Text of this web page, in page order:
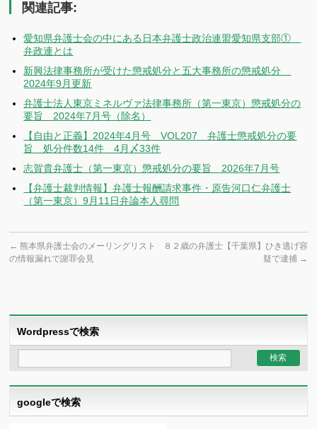
関連記事:
愛知県弁護士会の中にある日本弁護士政治連盟愛知県支部①
弁政連とは
新興法律事務所が受けた懲戒処分と五大事務所の懲戒処分
2024年9月更新
弁護士法人東京ミネルヴァ法律事務所（第一東京）懲戒処分の
要旨 2024年7月号（除名）
【自由と正義】2024年4月号 VOL207 弁護士懲戒処分の要
旨 処分件数14件 4月〆33件
志賀貴弁護士（第一東京）懲戒処分の要旨 2026年7月号
【弁護士裁判情報】弁護士報酬請求事件・原告河口仁弁護士
（第一東京）9月11日弁論本人尋問
← 熊本県弁護士会のメーリングリスト
の情報漏れで謝罪会見
８２歳の弁護士【千葉県】ひき逃げ容
疑で逮捕 →
Wordpressで検索
googleで検索